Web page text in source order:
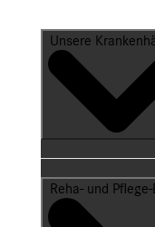
Unsere
Reha- und